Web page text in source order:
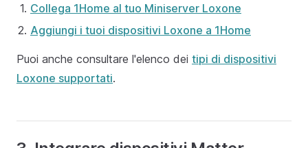
Collega 1Home al tuo Miniserver Loxone
Aggiungi i tuoi dispositivi Loxone a 1Home
Puoi anche consultare l'elenco dei tipi di dispositivi
Loxone supportati.